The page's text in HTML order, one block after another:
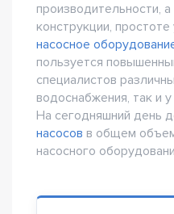
производительности,
конструкции,
насосное
пользуется
специалистов
водоснабжения, так и
На сегодняшний день
насосов в общем
насосного